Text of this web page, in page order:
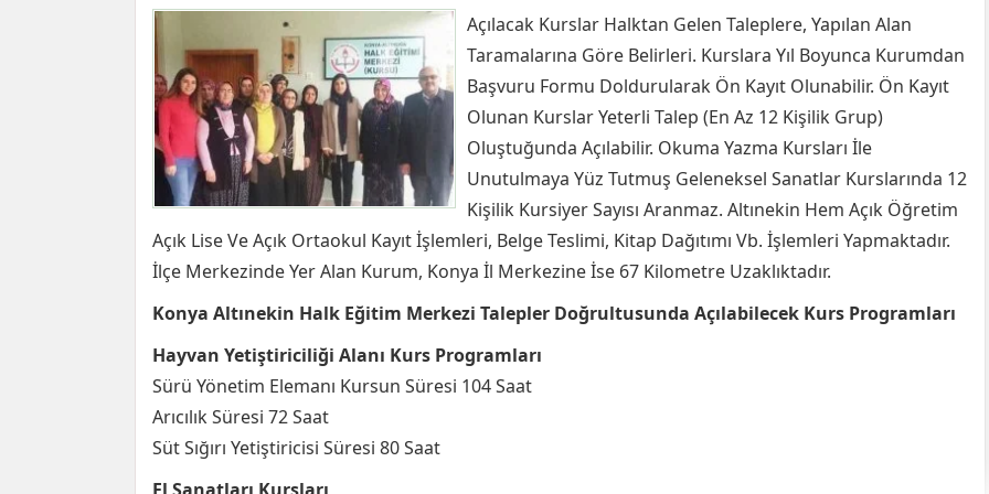
Açılacak Kurslar Halktan Gelen Taleplere, Yapılan Alan
Taramalarına Göre Belirleri. Kurslara Yıl Boyunca Kurumdan
Başvuru Formu Doldurularak Ön Kayıt Olunabilir. Ön Kayıt
Olunan Kurslar Yeterli Talep (En Az 12 Kişilik Grup)
Oluştuğunda Açılabilir. Okuma Yazma Kursları İle
Unutulmaya Yüz Tutmuş Geleneksel Sanatlar Kurslarında 12
Kişilik Kursiyer Sayısı Aranmaz. Altınekin Hem Açık Öğretim
Açık Lise Ve Açık Ortaokul Kayıt İşlemleri, Belge Teslimi, Kitap Dağıtımı Vb. İşlemleri Yapmaktadır.
İlçe Merkezinde Yer Alan Kurum, Konya İl Merkezine İse 67 Kilometre Uzaklıktadır.
Konya Altınekin Halk Eğitim Merkezi Talepler Doğrultusunda Açılabilecek Kurs Programları
Hayvan Yetiştiriciliği Alanı Kurs Programları
Sürü Yönetim Elemanı Kursun Süresi 104 Saat
Arıcılık Süresi 72 Saat
Süt Sığırı Yetiştiricisi Süresi 80 Saat